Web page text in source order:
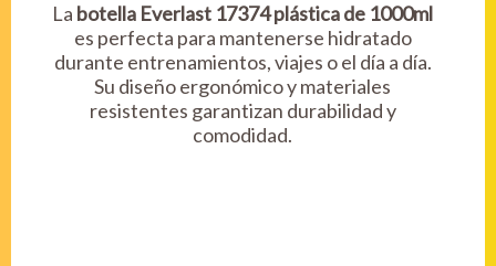
La botella Everlast 17374 plástica de 1000ml
es perfecta para mantenerse hidratado
durante entrenamientos, viajes o el día a día.
Su diseño ergonómico y materiales
resistentes garantizan durabilidad y
comodidad.